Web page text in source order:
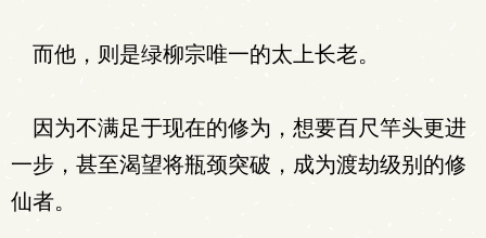
而他，则是绿柳宗唯一的太上长老。
因为不满足于现在的修为，想要百尺竿头更进
一步，甚至渴望将瓶颈突破，成为渡劫级别的修
仙者。